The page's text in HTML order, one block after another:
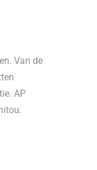
Van de
AP